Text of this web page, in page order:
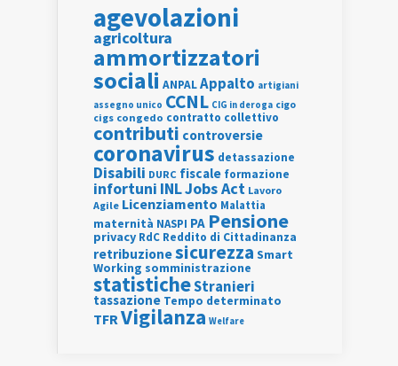
agevolazioni
agricoltura
ammortizzatori
sociali ANPALAppalto artigiani
assegno unico CCNL CIG in deroga cigo
cigs congedo contratto collettivo
contributi controversie
coronavirus detassazione
Disabili DURC fiscale formazione
infortuni INLJobs Act Lavoro
Agile Licenziamento Malattia
maternità NASPI PA Pensione
privacy RdC Reddito di Cittadinanza
retribuzionesicurezza Smart
Working somministrazione
statisticheStranieri
tassazione Tempo determinato
TFRVigilanza Welfare